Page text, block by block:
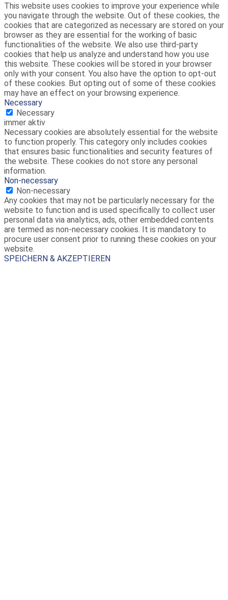
This website uses cookies to improve your experience while
you navigate through the website. Out of these cookies, the
cookies that are categorized as necessary are stored on your
browser as they are essential for the working of basic
functionalities of the website. We also use third-party
cookies that help us analyze and understand how you use
this website. These cookies will be stored in your browser
only with your consent. You also have the option to opt-out
of these cookies. But opting out of some of these cookies
may have an effect on your browsing experience.
Necessary
Necessary
immer aktiv
Necessary cookies are absolutely essential for the website
to function properly. This category only includes cookies
that ensures basic functionalities and security features of
the website. These cookies do not store any personal
information.
Non-necessary
Non-necessary
Any cookies that may not be particularly necessary for the
website to function and is used specifically to collect user
personal data via analytics, ads, other embedded contents
are termed as non-necessary cookies. It is mandatory to
procure user consent prior to running these cookies on your
website.
SPEICHERN & AKZEPTIEREN